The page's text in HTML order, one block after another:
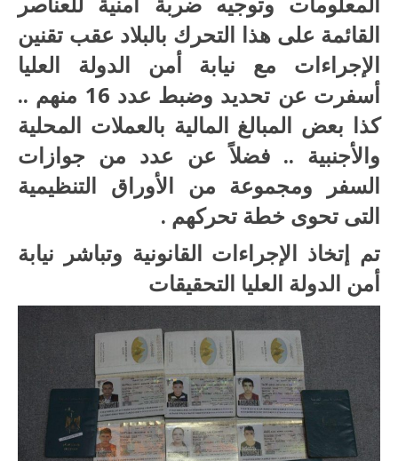
القائمة على هذا التحرك بالبلاد عقب تقنين
الإجراءات مع نيابة أمن الدولة العليا
أسفرت عن تحديد وضبط عدد 16 منهم ..
كذا بعض المبالغ المالية بالعملات المحلية
والأجنبية .. فضلاً عن عدد من جوازات
السفر ومجموعة من الأوراق التنظيمية
التى تحوى خطة تحركهم .
تم إتخاذ الإجراءات القانونية وتباشر نيابة
أمن الدولة العليا التحقيقات